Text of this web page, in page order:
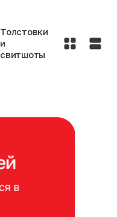
Толстовки
и
свитшоты